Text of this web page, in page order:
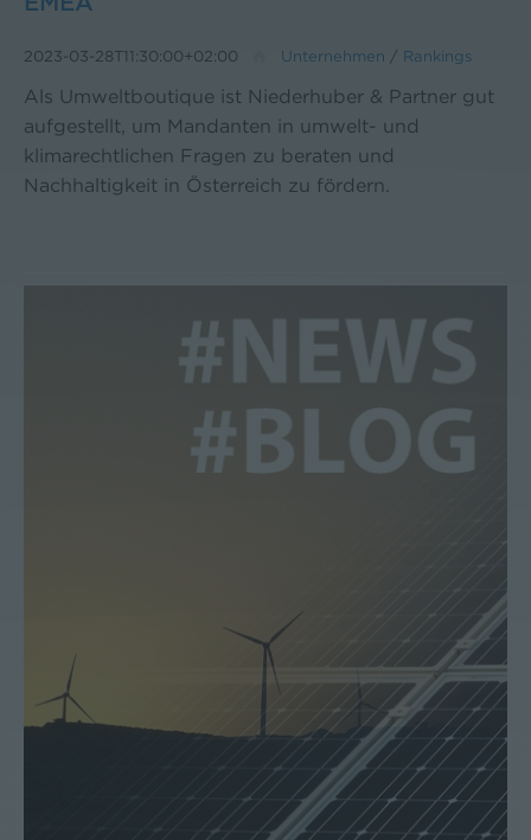
2023-03-28T11:30:00+02:00 Unternehmen / Rankings
Als Umweltboutique ist Niederhuber & Partner gut
aufgestellt, um Mandanten in umwelt- und
klimarechtlichen Fragen zu beraten und
Nachhaltigkeit in Österreich zu fördern.